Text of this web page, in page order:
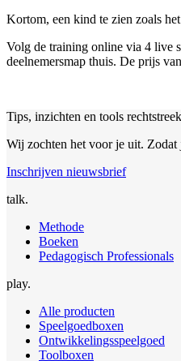
Kortom, een kind te zien zoals
Volg de training online via 4 live
deelnemersmap thuis. De prijs
Tips, inzichten en tools
Wij zochten het voor je uit.
Inschrijven nieuwsbrief
talk.
Methode
Boeken
Pedagogisch Professionals
play.
Alle producten
Speelgoedboxen
Ontwikkelingsspeelgoed
Toolboxen